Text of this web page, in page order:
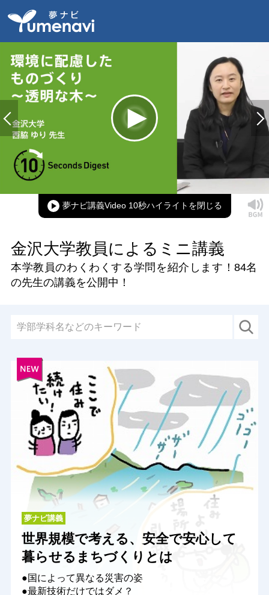
Time
in-
Picture
夢ナビ講義Video 10秒ハイライト
金沢大学教員によるミニ講義
本学教員のわくわくする学問を紹介します！84名
の先生の講義を公開中！
夢ナビ講義
世界規模で考える、安全で安心して
暮らせるまちづくりとは
●国によって異なる災害の姿
●最新技術だけではダメ？